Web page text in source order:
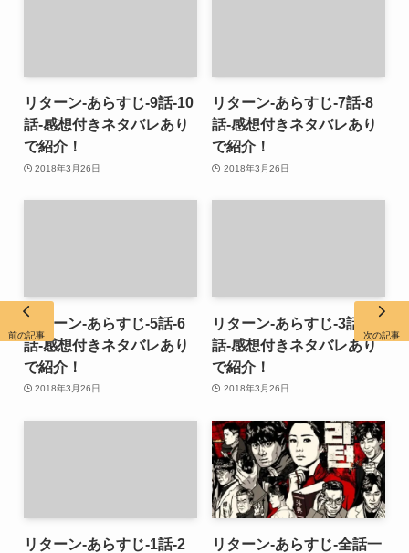
リターン-あらすじ-9話-10
話-感想付きネタバレあり
で紹介！
2018年3月26日
リターン-あらすじ-7話-8
話-感想付きネタバレあり
で紹介！
2018年3月26日
リターン-あらすじ-5話-6
話-感想付きネタバレあり
で紹介！
2018年3月26日
リターン-あらすじ-3話-4
話-感想付きネタバレあり
で紹介！
2018年3月26日
リターン-あらすじ-1話-2
リターン-あらすじ-全話一
前の記事 次の記事